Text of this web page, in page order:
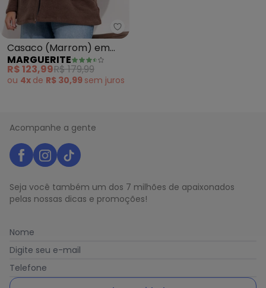
Marguerite - Casaco (Marrom)
Casaco (Marrom) em
Malha Peluciada Boucle
MARGUERITE
R$ 123,99R$ 179,99
ou 4x de R$ 30,99 sem juros
Acompanhe a gente
Seja você também um dos 7 milhões de apaixonados
pelas nossas dicas e promoções!
Nome
Digite seu e-mail
Telefone